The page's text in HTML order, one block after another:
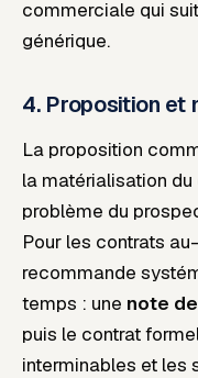
commerciale qui
générique.
4. Proposition et
La proposition
la matérialisation
problème du
Pour les contrats
recommande
temps : une note
puis le contrat
interminables et les